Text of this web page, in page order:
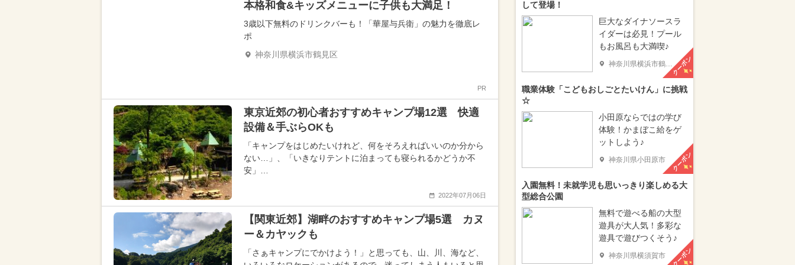
本格和食&キッズメニューに子供も大満足！
3歳以下無料のドリンクバーも！「華屋与兵衛」の魅力を徹底レ
ポ
神奈川県横浜市鶴見区
PR
東京近郊の初心者おすすめキャンプ場12選 快適
設備＆手ぶらOKも
「キャンプをはじめたいけれど、何をそろえればいいのか分から
ない…」、「いきなりテントに泊まっても寝られるかどうか不
安」…
2022年07月06日
【関東近郊】湖畔のおすすめキャンプ場5選 カヌ
ー＆カヤックも
「さぁキャンプにでかけよう！」と思っても、山、川、海など、
して登場！
巨大なダイナソースラ
イダーは必見！プール
もお風呂も大満喫♪
神奈川県横浜市鶴見区 クーポン
職業体験「こどもおしごとたいけん」に挑戦
☆
小田原ならではの学び
体験！かまぼこ給をゲ
ットしよう♪
神奈川県小田原市 クーポン
入園無料！未就学児も思いっきり楽しめる大
型総合公園
無料で遊べる船の大型
遊具が大人気！多彩な
遊具で遊びつくそう♪
神奈川県横須賀市 クーポン